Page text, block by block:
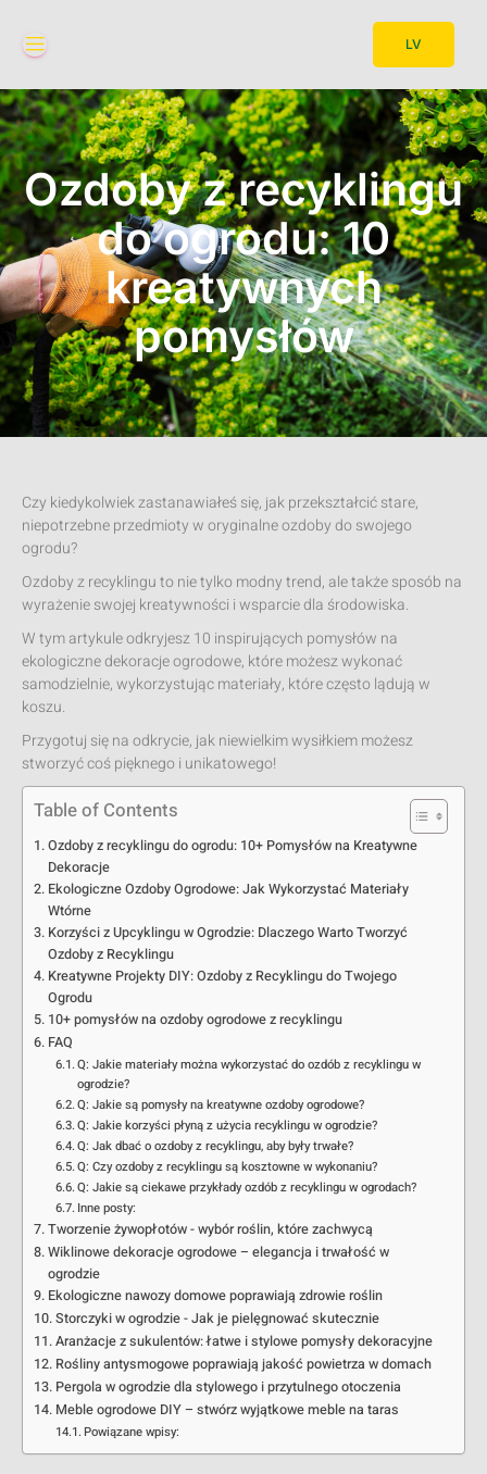
LV
Ozdoby z recyklingu
do ogrodu: 10
kreatywnych
pomysłów
Czy kiedykolwiek zastanawiałeś się, jak przekształcić stare,
niepotrzebne przedmioty w oryginalne ozdoby do swojego
ogrodu?
Ozdoby z recyklingu to nie tylko modny trend, ale także sposób na
wyrażenie swojej kreatywności i wsparcie dla środowiska.
W tym artykule odkryjesz 10 inspirujących pomysłów na
ekologiczne dekoracje ogrodowe, które możesz wykonać
samodzielnie, wykorzystując materiały, które często lądują w
koszu.
Przygotuj się na odkrycie, jak niewielkim wysiłkiem możesz
stworzyć coś pięknego i unikatowego!
Table of Contents
Ozdoby z recyklingu do ogrodu: 10+ Pomysłów na Kreatywne
Dekoracje
Ekologiczne Ozdoby Ogrodowe: Jak Wykorzystać Materiały
Wtórne
Korzyści z Upcyklingu w Ogrodzie: Dlaczego Warto Tworzyć
Ozdoby z Recyklingu
Kreatywne Projekty DIY: Ozdoby z Recyklingu do Twojego
Ogrodu
10+ pomysłów na ozdoby ogrodowe z recyklingu
FAQ
Q: Jakie materiały można wykorzystać do ozdób z recyklingu w
ogrodzie?
Q: Jakie są pomysły na kreatywne ozdoby ogrodowe?
Q: Jakie korzyści płyną z użycia recyklingu w ogrodzie?
Q: Jak dbać o ozdoby z recyklingu, aby były trwałe?
Q: Czy ozdoby z recyklingu są kosztowne w wykonaniu?
Q: Jakie są ciekawe przykłady ozdób z recyklingu w ogrodach?
Inne posty:
Tworzenie żywopłotów - wybór roślin, które zachwycą
Wiklinowe dekoracje ogrodowe – elegancja i trwałość w
ogrodzie
Ekologiczne nawozy domowe poprawiają zdrowie roślin
Storczyki w ogrodzie - Jak je pielęgnować skutecznie
Aranżacje z sukulentów: łatwe i stylowe pomysły dekoracyjne
Rośliny antysmogowe poprawiają jakość powietrza w domach
Pergola w ogrodzie dla stylowego i przytulnego otoczenia
Meble ogrodowe DIY – stwórz wyjątkowe meble na taras
Powiązane wpisy: